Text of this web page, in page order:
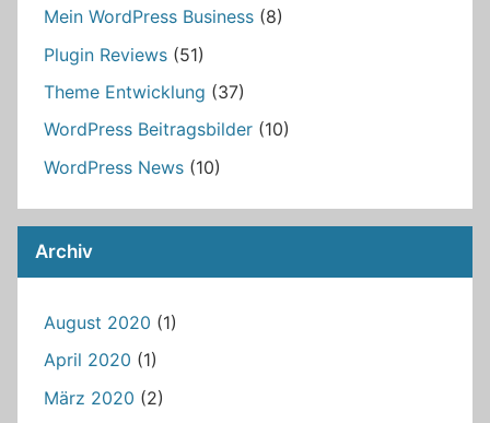
Mein WordPress Business (8)
Plugin Reviews (51)
Theme Entwicklung (37)
WordPress Beitragsbilder (10)
WordPress News (10)
Archiv
August 2020 (1)
April 2020 (1)
März 2020 (2)